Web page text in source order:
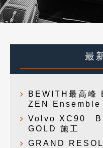
最
BEWITH最高
ZEN Ensemble
Volvo XC90
GOLD 施工
GRAND